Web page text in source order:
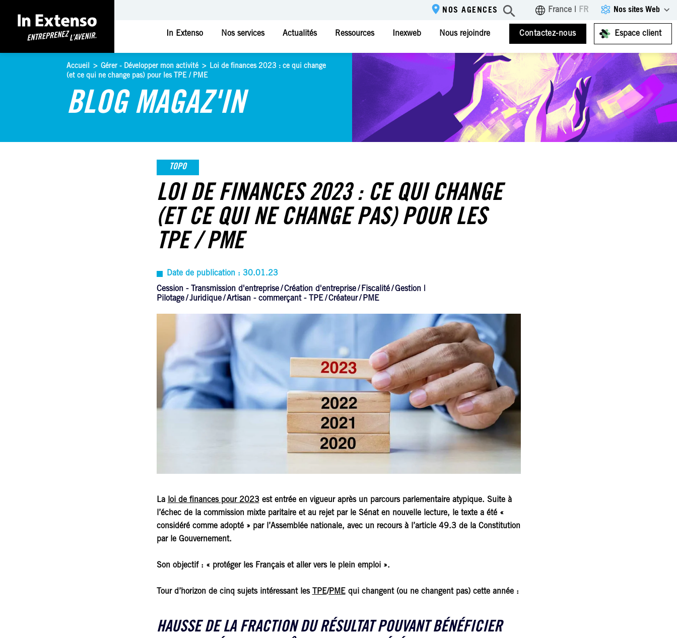
NOS AGENCES France FR Nos sites Web
In Extenso Nos services Actualités Ressources Inexweb Nous rejoindre Contactez-nous Espace client
Accueil > Gérer - Développer mon activité > Loi de finances 2023 : ce qui change
(et ce qui ne change pas) pour les TPE / PME
BLOG MAGAZ'IN
TOPO
LOI DE FINANCES 2023 : CE QUI CHANGE
(ET CE QUI NE CHANGE PAS) POUR LES
TPE / PME
Date de publication : 30.01.23
Cession - Transmission d'entreprise
Création d'entreprise Fiscalité
Gestion |
Pilotage
Juridique Artisan - commerçant - TPE Créateur PME
La loi de finances pour 2023est entrée en vigueur après un parcours parlementaire atypique. Suite à
l’échec de la commission mixte paritaire et au rejet par le Sénat en nouvelle lecture, le texte a été «
considéré comme adopté » par l’Assemblée nationale, avec un recours à l’article 49.3 de la Constitution
par le Gouvernement.
Son objectif : « protéger les Français et aller vers le plein emploi ».
Tour d’horizon de cinq sujets intéressant les TPE/PMEqui changent (ou ne changent pas) cette année :
HAUSSE DE LA FRACTION DU RÉSULTAT POUVANT BÉNÉFICIER